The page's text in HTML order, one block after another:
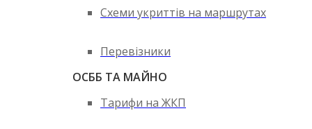
Схеми укриттів на маршрутах
Перевізники
ОСББ ТА МАЙНО
Тарифи на ЖКП